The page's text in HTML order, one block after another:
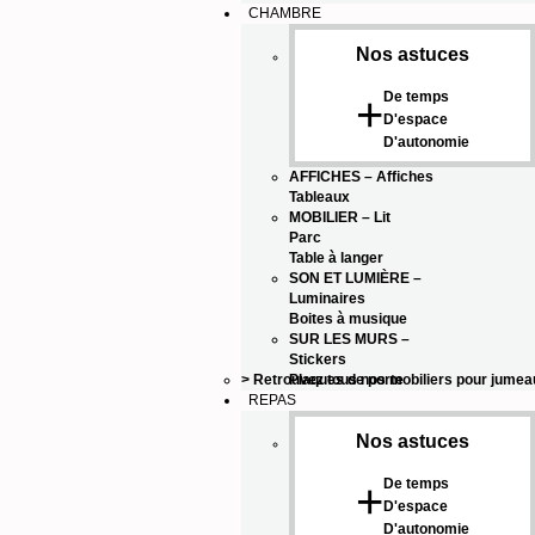
CHAMBRE
Nos astuces
+De temps
D'espace
D'autonomie
AFFICHES – Affiches
Tableaux
MOBILIER – Lit
Parc
Table à langer
SON ET LUMIÈRE –
Luminaires
Boites à musique
SUR LES MURS –
Stickers
Plaques de porte
> Retrouvez tous nos mobiliers pour
REPAS
Nos astuces
+De temps
D'espace
D'autonomie